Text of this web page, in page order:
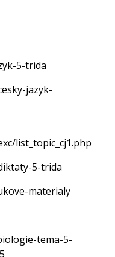
5-trida
jazyk-
list_topic_cj1.php
5-trida
materialy
tema-5-